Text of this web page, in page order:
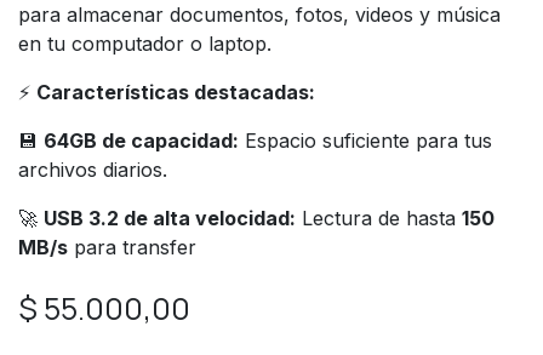
para almacenar documentos, fotos, videos y música
en tu computador o laptop.
⚡ Características destacadas:
💾 64GB de capacidad: Espacio suficiente para tus
archivos diarios.
🚀 USB 3.2 de alta velocidad: Lectura de hasta 150
MB/s para transfer
$ 55.000,00